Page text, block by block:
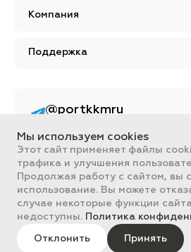
Компания
Поддержка
Вся информация, размещенная на сайте,
характер и не является публичной
положениями Статьи 437 ГК РФ.
Все цены на сайте указаны с НДС. ООО
ОГРН 1022401953496
ПОРТ 2011-2026
Политика обработки данных
@portkkmru
контент PORT - бизнес
портал
Мы используем cookies
Этот сайт применяет файлы
трафика и улучшения
Продолжая работу с сайтом, вы
использование. Вы можете
случае некоторые функции
недоступны. Политика
Отклонить Принять